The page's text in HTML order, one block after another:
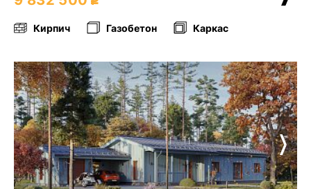
Кирпич Газобетон Каркас